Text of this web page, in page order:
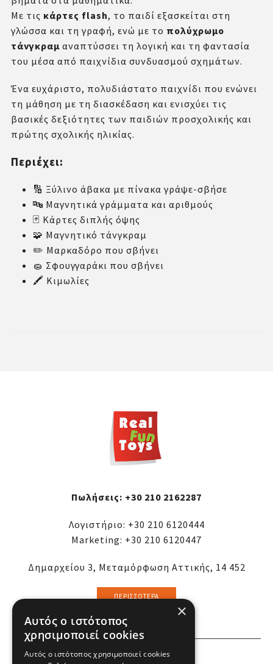
Με τις κάρτες flash, το παιδί εξασκείται στη
γλώσσα και τη γραφή, ενώ με το πολύχρωμο
τάνγκραμαναπτύσσει τη λογική και τη φαντασία
του μέσα από παιχνίδια συνδυασμού σχημάτων.
Ένα ευχάριστο, πολυδιάστατο παιχνίδι που ενώνει
τη μάθηση με τη διασκέδαση και ενισχύει τις
βασικές δεξιότητες των παιδιών προσχολικής και
πρώτης σχολικής ηλικίας.
Περιέχει:
🔢 Ξύλινο άβακα με πίνακα γράψε-σβήσε
🔤 Μαγνητικά γράμματα και αριθμούς
🃏 Κάρτες διπλής όψης
🧩 Μαγνητικό τάνγκραμ
✏️ Μαρκαδόρο που σβήνει
🧽 Σφουγγαράκι που σβήνει
🖍️ Κιμωλίες
Πωλήσεις: +30 210 2162287
Λογιστήριο: +30 210 6120444
Marketing: +30 210 6120447
Δημαρχείου 3, Μεταμόρφωση Αττικής, 14 452
ΠΕΡΙΣΣΌΤΕΡΑ
ΕΜΕΙΣ
×
Αυτός ο ιστότοπος
χρησιμοποιεί cookies
Αυτός ο ιστότοπος χρησιμοποιεί cookies